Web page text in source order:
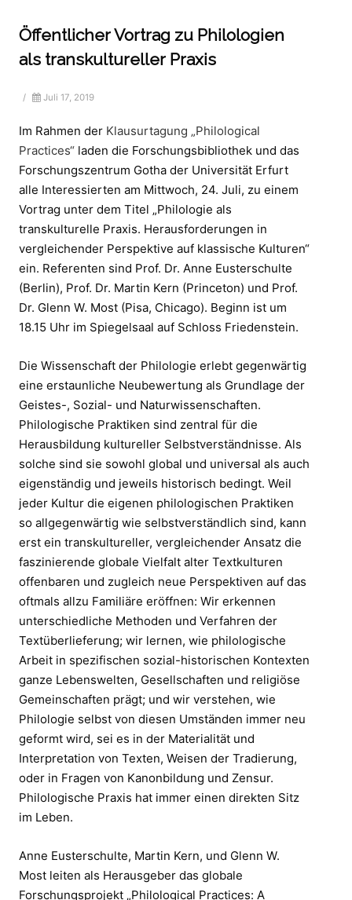
Öffentlicher Vortrag zu Philologien
als transkultureller Praxis
/ Juli 17, 2019
Im Rahmen der Klausurtagung „Philological
Practices“ laden die Forschungsbibliothek und das
Forschungszentrum Gotha der Universität Erfurt
alle Interessierten am Mittwoch, 24. Juli, zu einem
Vortrag unter dem Titel „Philologie als
transkulturelle Praxis. Herausforderungen in
vergleichender Perspektive auf klassische Kulturen“
ein. Referenten sind Prof. Dr. Anne Eusterschulte
(Berlin), Prof. Dr. Martin Kern (Princeton) und Prof.
Dr. Glenn W. Most (Pisa, Chicago). Beginn ist um
18.15 Uhr im Spiegelsaal auf Schloss Friedenstein.
Die Wissenschaft der Philologie erlebt gegenwärtig
eine erstaunliche Neubewertung als Grundlage der
Geistes-, Sozial- und Naturwissenschaften.
Philologische Praktiken sind zentral für die
Herausbildung kultureller Selbstverständnisse. Als
solche sind sie sowohl global und universal als auch
eigenständig und jeweils historisch bedingt. Weil
jeder Kultur die eigenen philologischen Praktiken
so allgegenwärtig wie selbstverständlich sind, kann
erst ein transkultureller, vergleichender Ansatz die
faszinierende globale Vielfalt alter Textkulturen
offenbaren und zugleich neue Perspektiven auf das
oftmals allzu Familiäre eröffnen: Wir erkennen
unterschiedliche Methoden und Verfahren der
Textüberlieferung; wir lernen, wie philologische
Arbeit in spezifischen sozial-historischen Kontexten
ganze Lebenswelten, Gesellschaften und religiöse
Gemeinschaften prägt; und wir verstehen, wie
Philologie selbst von diesen Umständen immer neu
geformt wird, sei es in der Materialität und
Interpretation von Texten, Weisen der Tradierung,
oder in Fragen von Kanonbildung und Zensur.
Philologische Praxis hat immer einen direkten Sitz
im Leben.
Anne Eusterschulte, Martin Kern, und Glenn W.
Most leiten als Herausgeber das globale
Forschungsprojekt „Philological Practices: A